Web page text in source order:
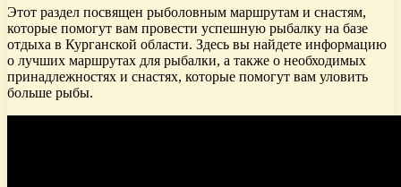
Этот раздел посвящен рыболовным маршрутам и снастям,
которые помогут вам провести успешную рыбалку на базе
отдыха в Курганской области. Здесь вы найдете информацию
о лучших маршрутах для рыбалки, а также о необходимых
принадлежностях и снастях, которые помогут вам уловить
больше рыбы.